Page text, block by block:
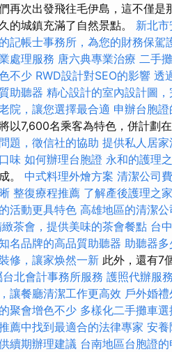
再次出發飛往毛伊島，這不僅
的城鎮充滿了自然景點。 新北
記帳士事務所，為您的財務保駕
處理服務 唐六典專業治療 二手
不少 RWD設計對SEO的影響 透
助聽器 精心設計的室內設計圖
院，讓您選擇最合適 申辦台胞
以7,600名乘客為特色，併計劃
題，徵信社的協助 提供私人居
味 如何辦理台胞證 永和的護理
。 中式料理外燴方案 清潔公司
整復療程推薦 了解產後護理之
活動更具特色 高雄地區的清潔
茶會，提供美味的茶會餐點 台
名品牌的高品質助聽器 助聽器
修，讓家焕然一新 此外，還有7
台北會計事務所服務 護照代辦服
讓餐廳清潔工作更高效 戶外婚
聚會增色不少 多樣化二手攤車選
薦中找到最適合的法律專家 安養
續期辦理建議 台南地區台胞證